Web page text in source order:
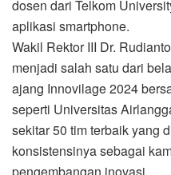
dosen dari Telkom
aplikasi smartphone.
Wakil Rektor III Dr.
menjadi salah satu dari
ajang Innovilage 2024
seperti Universitas
sekitar 50 tim terbaik yang
konsistensinya sebagai